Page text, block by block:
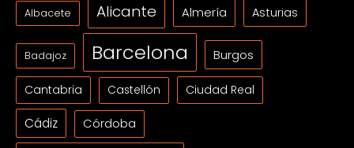
Albacete Alicante Almería Asturias
Badajoz Barcelona Burgos
Cantabria Castellón Ciudad Real
Cádiz Córdoba